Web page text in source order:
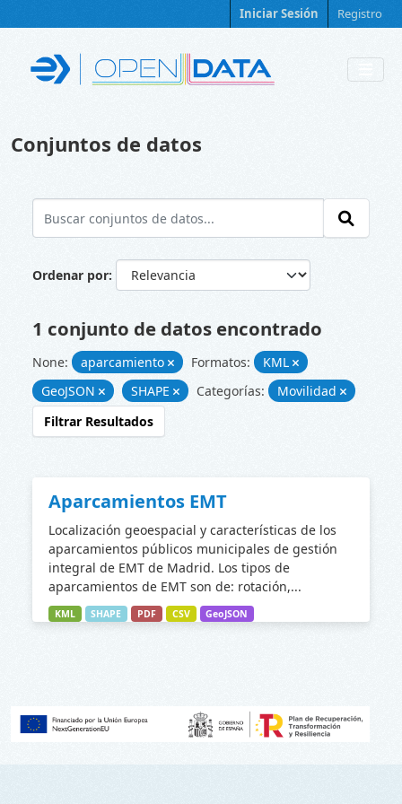
Iniciar Sesión Registro
Conjuntos de datos
Ordenar por
1 conjunto de datos encontrado
None: aparcamiento Formatos:
KML
GeoJSON
SHAPE Categorías:
Movilidad
Filtrar Resultados
Aparcamientos EMT
Localización geoespacial y características de los
aparcamientos públicos municipales de gestión
integral de EMT de Madrid. Los tipos de
aparcamientos de EMT son de: rotación,...
KML SHAPE PDF CSV GeoJSON